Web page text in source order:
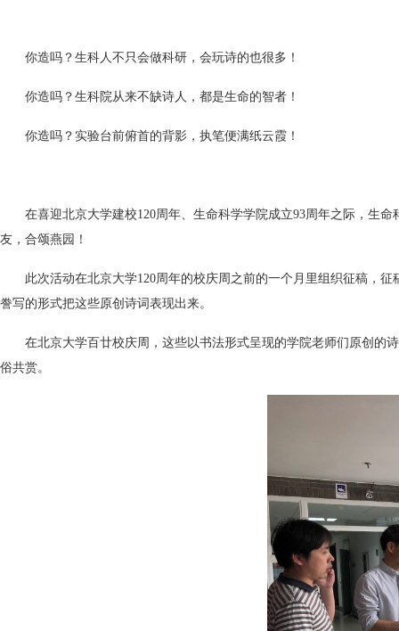
你造吗？生科人不只会做科研，会玩诗的也很多！
你造吗？生科院从来不缺诗人，都是生命的智者！
你造吗？实验台前俯首的背影，执笔便满纸云霞！
在喜迎北京大学建校120周年、生命科学学院成立93周年之际，生
友，合颂燕园！
此次活动在北京大学120周年的校庆周之前的一个月里组织征稿，
誊写的形式把这些原创诗词表现出来。
在北京大学百廿校庆周，这些以书法形式呈现的学院老师们原创的
俗共赏。